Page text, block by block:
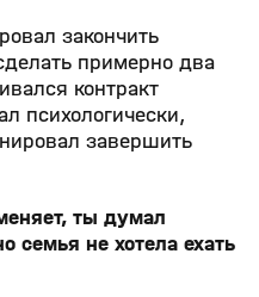
закончить
примерно два
контракт
психологически,
завершить
ты думал
семья не хотела ехать